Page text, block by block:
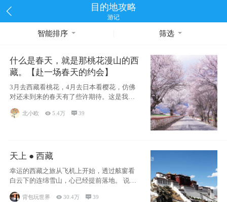
目的地攻略
游记
智能排序 筛选
什么是春天，就是那桃花漫山的西
藏。【赴一场春天的约会】
3月去西藏看桃花，4月去日本看樱花，仿佛
对还未到来的春天有了些许期待。这是我去
西藏前在备忘录里写下的话
北小欧  5.4万  39
天上 ● 西藏
幸运的西藏之旅从飞机上开始，透过舷窗看
白云下的连绵雪山，心已经提前落地。 说此
背包玩世界  30.4万  39